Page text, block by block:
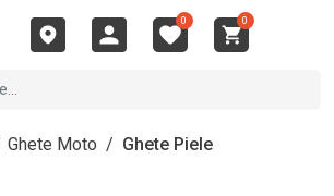
0 0
Ghete Moto / Ghete Piele